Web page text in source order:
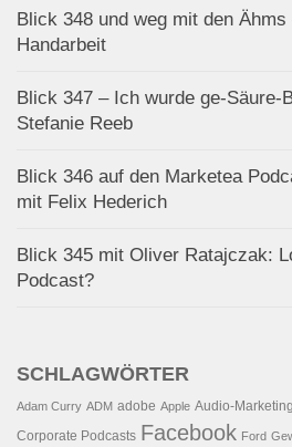
Blick 348 und weg mit den
Handarbeit
Blick 347 – Ich wurde ge-Säure-
Stefanie Reeb
Blick 346 auf den Marketea
mit Felix Hederich
Blick 345 mit Oliver Ratajczak:
Podcast?
SCHLAGWÖRTER
Adam Curry ADM adobe Apple Audio-Marketing
Corporate Podcasts Facebook Ford